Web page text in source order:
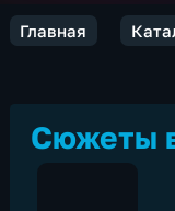
Главная
Сюжеты